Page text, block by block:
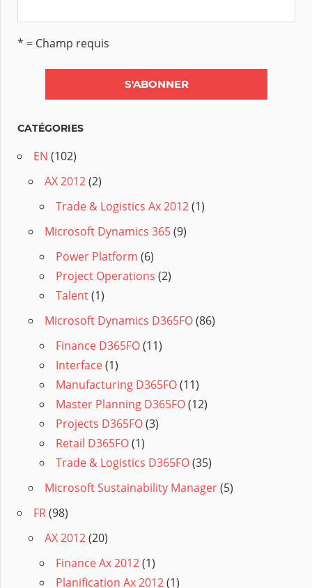
* = Champ requis
CATÉGORIES
EN (102)
AX 2012(2)
Trade & Logistics Ax 2012(1)
Microsoft Dynamics 365(9)
Power Platform (6)
Project Operations (2)
Talent(1)
Microsoft Dynamics D365FO(86)
Finance D365FO(11)
Interface(1)
Manufacturing D365FO(11)
Master Planning D365FO(12)
Projects D365FO(3)
Retail D365FO(1)
Trade & Logistics D365FO(35)
Microsoft Sustainability Manager(5)
FR(98)
AX 2012(20)
Finance Ax 2012(1)
Planification Ax 2012(1)